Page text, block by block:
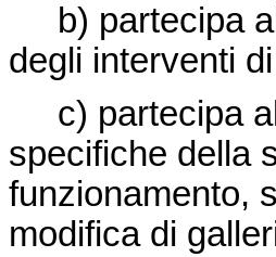
b) partecipa
degli interventi
c) partecipa
specifiche della
funzionamento,
modifica di